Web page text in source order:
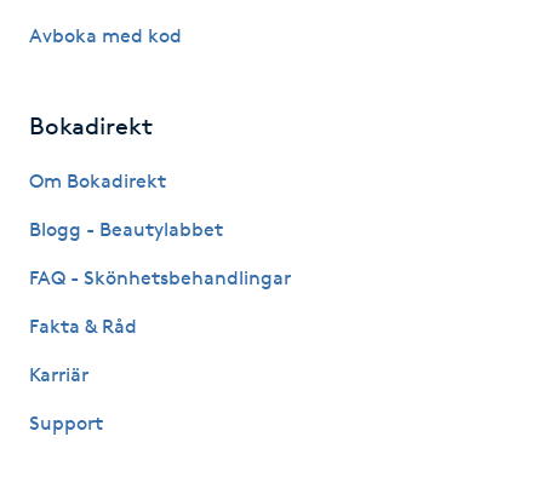
Melasma
Mesoterapi
MicroPen
Mixfransar
N
Nagelförlängning
Avboka med kod
Bokadirekt
Om Bokadirekt
Blogg - Beautylabbet
FAQ - Skönhetsbehandlingar
Fakta & Råd
Karriär
Support